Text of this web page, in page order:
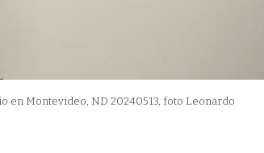
en Montevideo, ND 20240513, foto Leonardo